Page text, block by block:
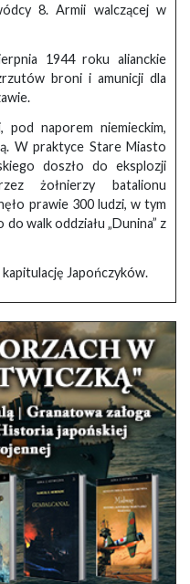
8. Armii walczącej w
1944 roku alianckie
broni i amunicji dla
pod naporem niemieckim,
W praktyce Stare Miasto
doszło do eksplozji
żołnierzy batalionu
prawie 300 ludzi, w tym
walk oddziału „Dunina” z
Japończyków.